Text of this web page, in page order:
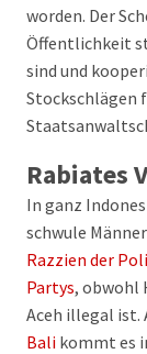
worden. Der
Öffentlichkeit
sind und
Stockschlägen
Rabiates
In ganz
schwule
Razzien der
Partys, obwohl
Aceh illegal ist.
Bali kommt es